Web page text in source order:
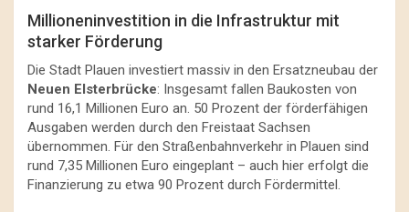
Millioneninvestition in die Infrastruktur mit
starker Förderung
Die Stadt Plauen investiert massiv in den Ersatzneubau der
Neuen Elsterbrücke: Insgesamt fallen Baukosten von
rund 16,1 Millionen Euro an. 50 Prozent der förderfähigen
Ausgaben werden durch den Freistaat Sachsen
übernommen. Für den Straßenbahnverkehr in Plauen sind
rund 7,35 Millionen Euro eingeplant – auch hier erfolgt die
Finanzierung zu etwa 90 Prozent durch Fördermittel.